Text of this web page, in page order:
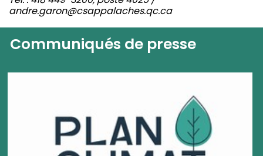
andre.garon@csappalaches.qc.ca
Communiqués de presse